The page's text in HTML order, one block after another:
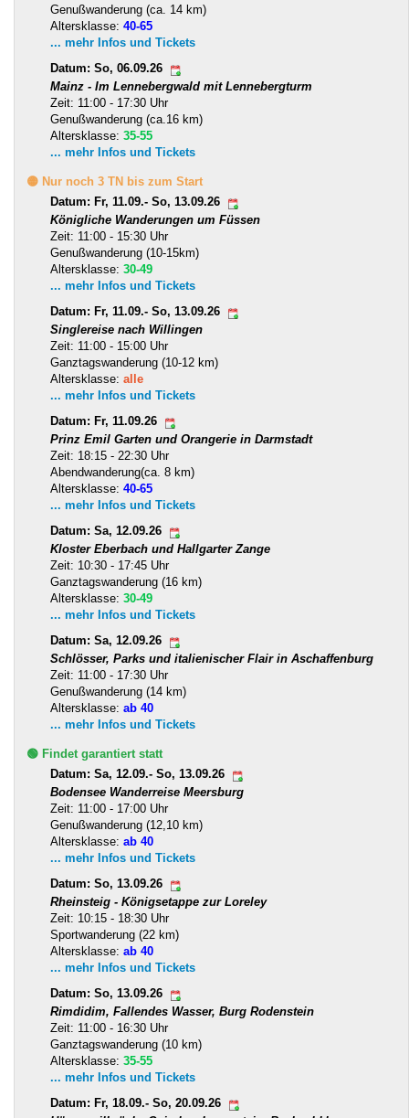
Genußwanderung (ca. 14 km)
Altersklasse: 40-65
... mehr Infos und Tickets
Datum: So, 06.09.26
Mainz - Im Lennebergwald mit Lennebergturm
Zeit: 11:00 - 17:30 Uhr
Genußwanderung (ca.16 km)
Altersklasse: 35-55
... mehr Infos und Tickets
🟡 Nur noch 3 TN bis zum Start
Datum: Fr, 11.09.- So, 13.09.26
Königliche Wanderungen um Füssen
Zeit: 11:00 - 15:30 Uhr
Genußwanderung (10-15km)
Altersklasse: 30-49
... mehr Infos und Tickets
Datum: Fr, 11.09.- So, 13.09.26
Singlereise nach Willingen
Zeit: 11:00 - 15:00 Uhr
Ganztagswanderung (10-12 km)
Altersklasse: alle
... mehr Infos und Tickets
Datum: Fr, 11.09.26
Prinz Emil Garten und Orangerie in Darmstadt
Zeit: 18:15 - 22:30 Uhr
Abendwanderung(ca. 8 km)
Altersklasse: 40-65
... mehr Infos und Tickets
Datum: Sa, 12.09.26
Kloster Eberbach und Hallgarter Zange
Zeit: 10:30 - 17:45 Uhr
Ganztagswanderung (16 km)
Altersklasse: 30-49
... mehr Infos und Tickets
Datum: Sa, 12.09.26
Schlösser, Parks und italienischer Flair in Aschaffenburg
Zeit: 11:00 - 17:30 Uhr
Genußwanderung (14 km)
Altersklasse: ab 40
... mehr Infos und Tickets
🟢 Findet garantiert statt
Datum: Sa, 12.09.- So, 13.09.26
Bodensee Wanderreise Meersburg
Zeit: 11:00 - 17:00 Uhr
Genußwanderung (12,10 km)
Altersklasse: ab 40
... mehr Infos und Tickets
Datum: So, 13.09.26
Rheinsteig - Königsetappe zur Loreley
Zeit: 10:15 - 18:30 Uhr
Sportwanderung (22 km)
Altersklasse: ab 40
... mehr Infos und Tickets
Datum: So, 13.09.26
Rimdidim, Fallendes Wasser, Burg Rodenstein
Zeit: 11:00 - 16:30 Uhr
Ganztagswanderung (10 km)
Altersklasse: 35-55
... mehr Infos und Tickets
Datum: Fr, 18.09.- So, 20.09.26